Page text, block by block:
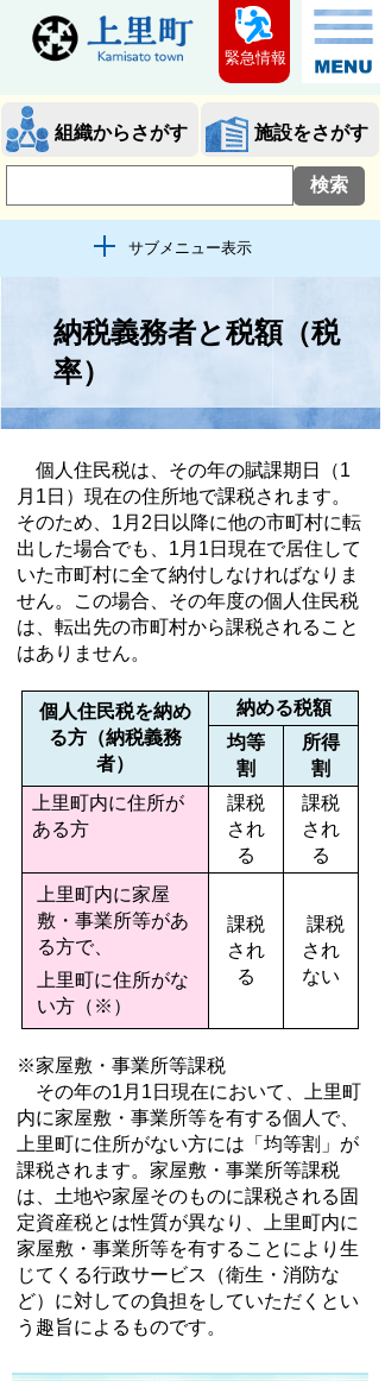
組織からさがす 施設をさがす
サブメニュー表示
緊急情報
納税義務者と税額（税
率）
個人住民税は、その年の賦課期日（1
月1日）現在の住所地で課税されます。
そのため、1月2日以降に他の市町村に転
出した場合でも、1月1日現在で居住して
いた市町村に全て納付しなければなりま
せん。この場合、その年度の個人住民税
は、転出先の市町村から課税されること
はありません。
個人住民税を納め
る方（納税義務
者）
納める税額
均等
割
所得
割
上里町内に住所が
ある方
課税
され
る
課税
され
る
上里町内に家屋
敷・事業所等があ
る方で、
上里町に住所がな
い方（※）
課税
され
る
課税
され
ない
※家屋敷・事業所等課税
その年の1月1日現在において、上里町
内に家屋敷・事業所等を有する個人で、
上里町に住所がない方には「均等割」が
課税されます。家屋敷・事業所等課税
は、土地や家屋そのものに課税される固
定資産税とは性質が異なり、上里町内に
家屋敷・事業所等を有することにより生
じてくる行政サービス（衛生・消防な
ど）に対しての負担をしていただくとい
う趣旨によるものです。